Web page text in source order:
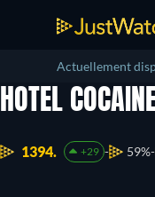
Actuellement
HOTEL
1394. +29 59%